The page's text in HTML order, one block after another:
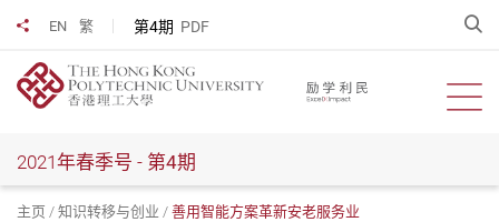
EN 繁 第4期 PDF
分享到
开
2021年春季号 - 第4期
主页 知识转移与创业 善用智能方案革新安老服务业